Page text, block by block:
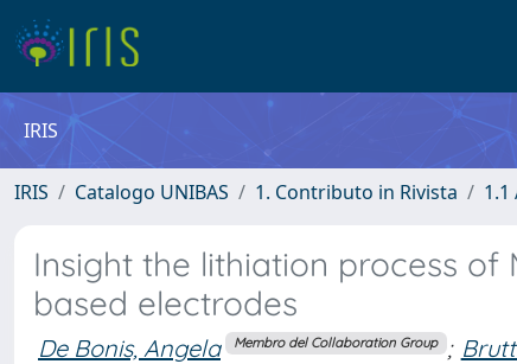
IRIS
IRIS Catalogo UNIBAS 1. Contributo in Rivista 1.1
Insight the lithiation process
based electrodes
De Bonis, Angela Membro del Collaboration Group ;